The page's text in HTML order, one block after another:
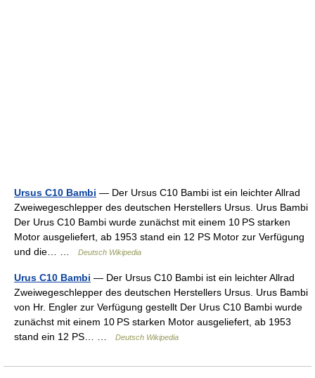
Ursus C10 Bambi — Der Ursus C10 Bambi ist ein leichter Allrad
Zweiwegeschlepper des deutschen Herstellers Ursus. Urus Bambi
Der Urus C10 Bambi wurde zunächst mit einem 10 PS starken
Motor ausgeliefert, ab 1953 stand ein 12 PS Motor zur Verfügung
und die… …
Deutsch Wikipedia
Urus C10 Bambi — Der Ursus C10 Bambi ist ein leichter Allrad
Zweiwegeschlepper des deutschen Herstellers Ursus. Urus Bambi
von Hr. Engler zur Verfügung gestellt Der Urus C10 Bambi wurde
zunächst mit einem 10 PS starken Motor ausgeliefert, ab 1953
stand ein 12 PS… …
Deutsch Wikipedia